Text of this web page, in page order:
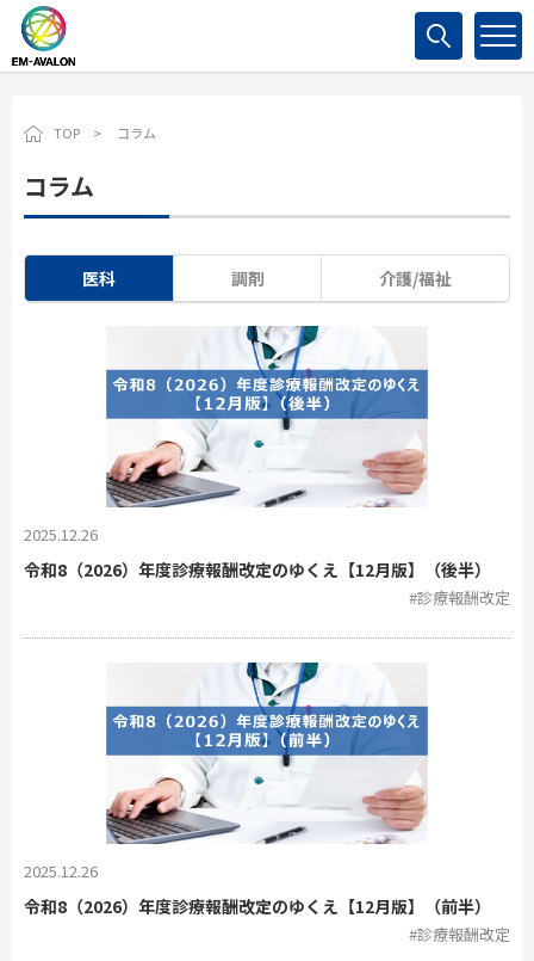
TOP コラム
コラム
医科 調剤 介護/福祉
2025.12.26
令和8（2026）年度診療報酬改定のゆくえ【12月版】（後半）
#診療報酬改定
2025.12.26
令和8（2026）年度診療報酬改定のゆくえ【12月版】（前半）
#診療報酬改定